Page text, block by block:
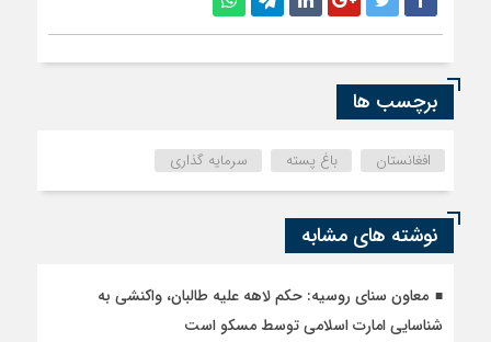
برچسب ها
افغانستان باغ پسته سرمایه گذاری
نوشته های مشابه
معاون سنای روسیه: حکم لاهه علیه طالبان، واکنشی به
شناسایی امارت اسلامی توسط مسکو است